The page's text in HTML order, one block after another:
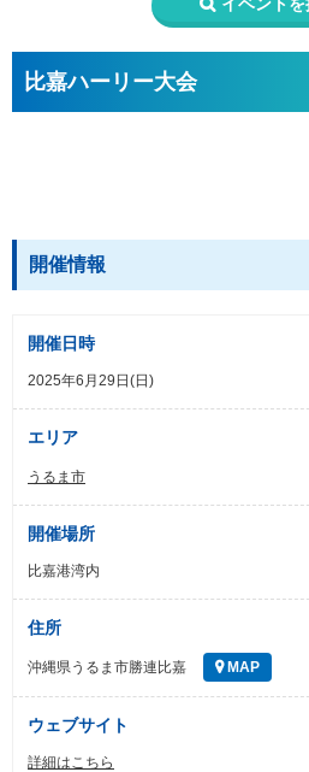
比嘉ハーリー大会
開催情報
開催日時
2025年6月29日(日)
エリア
うるま市
開催場所
比嘉港湾内
住所
沖縄県うるま市勝連比嘉 MAP
ウェブサイト
詳細はこちら